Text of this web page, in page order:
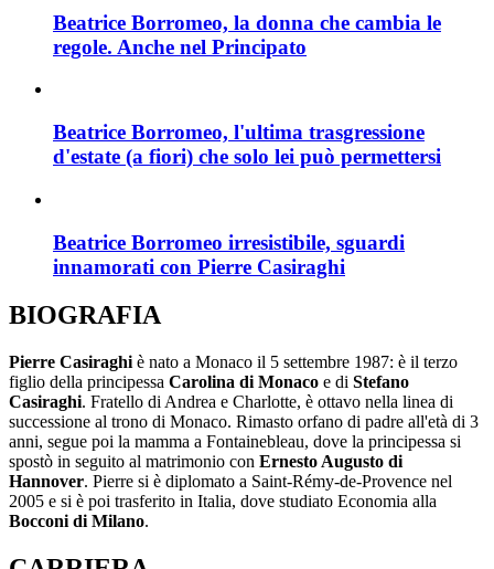
Beatrice Borromeo, la donna che cambia le
regole. Anche nel Principato
Beatrice Borromeo, l'ultima trasgressione
d'estate (a fiori) che solo lei può permettersi
Beatrice Borromeo irresistibile, sguardi
innamorati con Pierre Casiraghi
BIOGRAFIA
Pierre Casiraghi è nato a Monaco il 5 settembre 1987: è il terzo
figlio della principessa Carolina di Monaco e di Stefano
Casiraghi. Fratello di Andrea e Charlotte, è ottavo nella linea di
successione al trono di Monaco. Rimasto orfano di padre all'età di 3
anni, segue poi la mamma a Fontainebleau, dove la principessa si
spostò in seguito al matrimonio con Ernesto Augusto di
Hannover. Pierre si è diplomato a Saint-Rémy-de-Provence nel
2005 e si è poi trasferito in Italia, dove studiato Economia alla
Bocconi di Milano.